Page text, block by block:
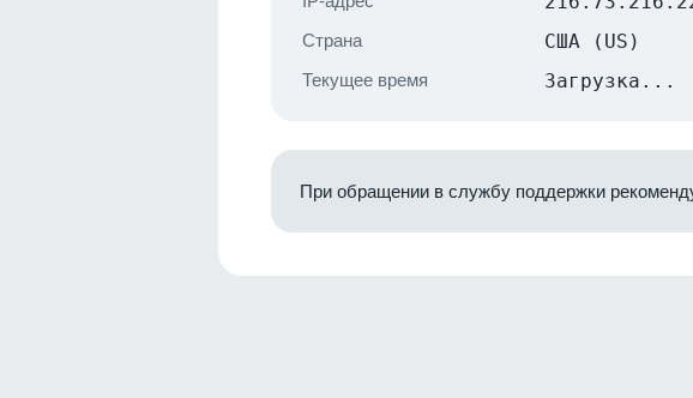
Страна США (US)
Текущее время Загрузка...
При обращении в службу поддержки